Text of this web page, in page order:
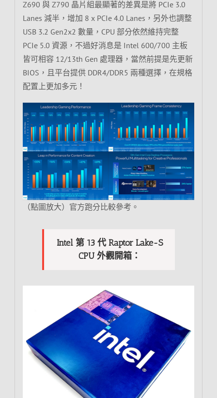
Z690 與 Z790 晶片組最顯著的差異是將 PCIe 3.0
Lanes 減半，增加 8 x PCIe 4.0 Lanes，另外也調整
USB 3.2 Gen2x2 數量，CPU 部分依然維持完整
PCIe 5.0 資源，不過好消息是 Intel 600/700 主板
皆可相容 12/13th Gen 處理器，當然前提是先更新
BIOS，且平台提供 DDR4/DDR5 兩種選擇，在規格
配置上更加多元！
（點圖放大）官方跑分比較參考。
Intel 第 13 代 Raptor Lake-S
CPU 外觀開箱：